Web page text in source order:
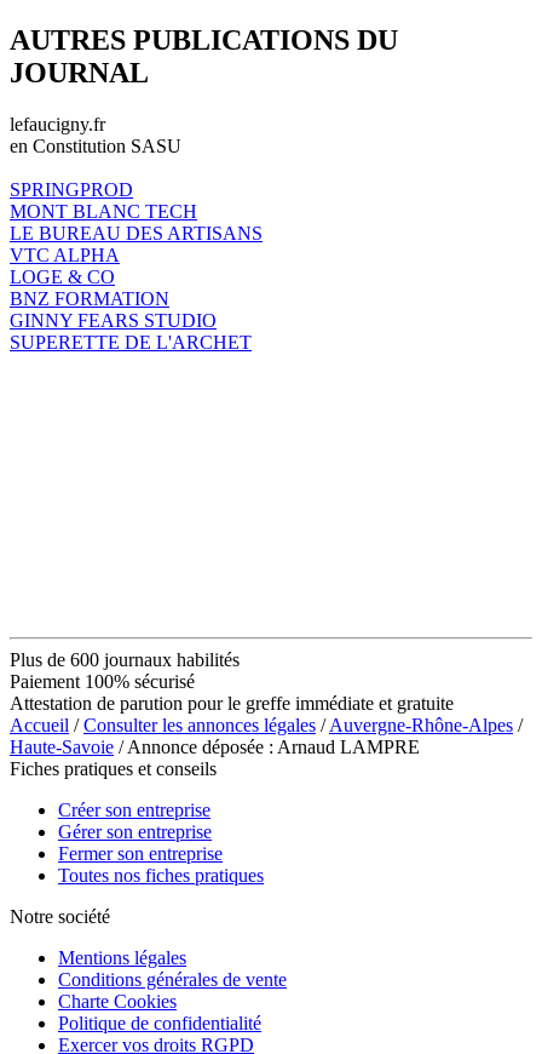
AUTRES PUBLICATIONS DU
JOURNAL
lefaucigny.fr
en Constitution SASU
SPRINGPROD
MONT BLANC TECH
LE BUREAU DES ARTISANS
VTC ALPHA
LOGE & CO
BNZ FORMATION
GINNY FEARS STUDIO
SUPERETTE DE L'ARCHET
Plus de 600 journaux habilités
Paiement 100% sécurisé
Attestation de parution pour le greffe immédiate et gratuite
Accueil /Consulter les annonces légales /Auvergne-Rhône-Alpes /
Haute-Savoie / Annonce déposée : Arnaud LAMPRE
Fiches pratiques et conseils
Créer son entreprise
Gérer son entreprise
Fermer son entreprise
Toutes nos fiches pratiques
Notre société
Mentions légales
Conditions générales de vente
Charte Cookies
Politique de confidentialité
Exercer vos droits RGPD